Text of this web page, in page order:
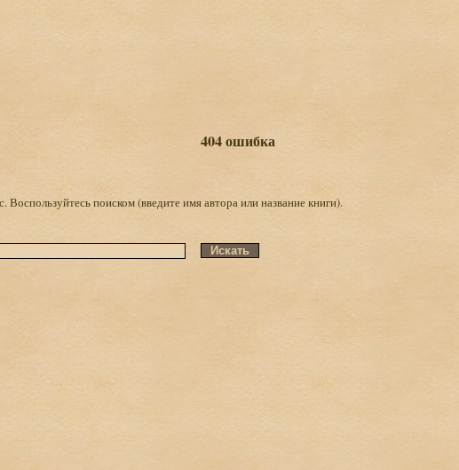
404 ошибка
Воспользуйтесь поиском (введите имя автора или название книги).